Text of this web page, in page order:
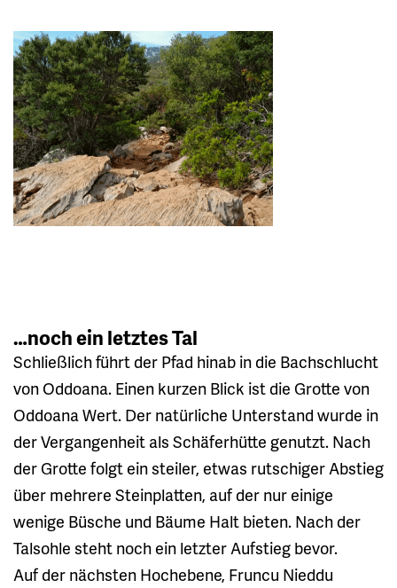
…noch ein letztes Tal
Schließlich führt der Pfad hinab in die Bachschlucht
von Oddoana. Einen kurzen Blick ist die Grotte von
Oddoana Wert. Der natürliche Unterstand wurde in
der Vergangenheit als Schäferhütte genutzt. Nach
der Grotte folgt ein steiler, etwas rutschiger Abstieg
über mehrere Steinplatten, auf der nur einige
wenige Büsche und Bäume Halt bieten. Nach der
Talsohle steht noch ein letzter Aufstieg bevor.
Auf der nächsten Hochebene, Fruncu Nieddu